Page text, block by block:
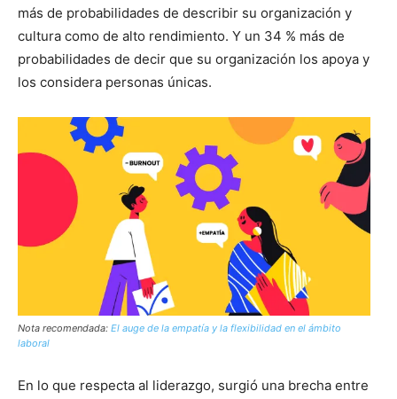
más de probabilidades de describir su organización y
cultura como de alto rendimiento. Y un 34 % más de
probabilidades de decir que su organización los apoya y
los considera personas únicas.
Nota recomendada: El auge de la empatía y la flexibilidad en el ámbito
laboral
En lo que respecta al liderazgo, surgió una brecha entre